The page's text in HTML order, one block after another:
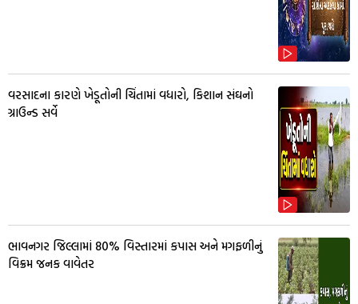
વરસાદના કારણે ખેડૂતોની ચિંતામાં વધારો, કિશાન સંઘનો
ગ્રાઉન્ડ સર્વે
ભાવનગર જિલ્લામાં 80% વિસ્તારમાં કપાસ અને મગફળીનું
વિક્રમ જનક વાવેતર